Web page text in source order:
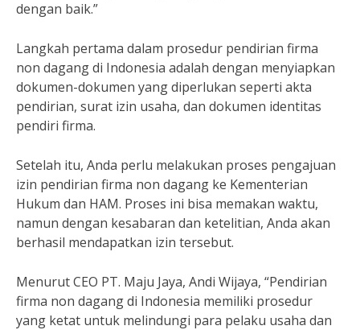
dengan baik.”
Langkah pertama dalam prosedur pendirian firma
non dagang di Indonesia adalah dengan menyiapkan
dokumen-dokumen yang diperlukan seperti akta
pendirian, surat izin usaha, dan dokumen identitas
pendiri firma.
Setelah itu, Anda perlu melakukan proses pengajuan
izin pendirian firma non dagang ke Kementerian
Hukum dan HAM. Proses ini bisa memakan waktu,
namun dengan kesabaran dan ketelitian, Anda akan
berhasil mendapatkan izin tersebut.
Menurut CEO PT. Maju Jaya, Andi Wijaya, “Pendirian
firma non dagang di Indonesia memiliki prosedur
yang ketat untuk melindungi para pelaku usaha dan